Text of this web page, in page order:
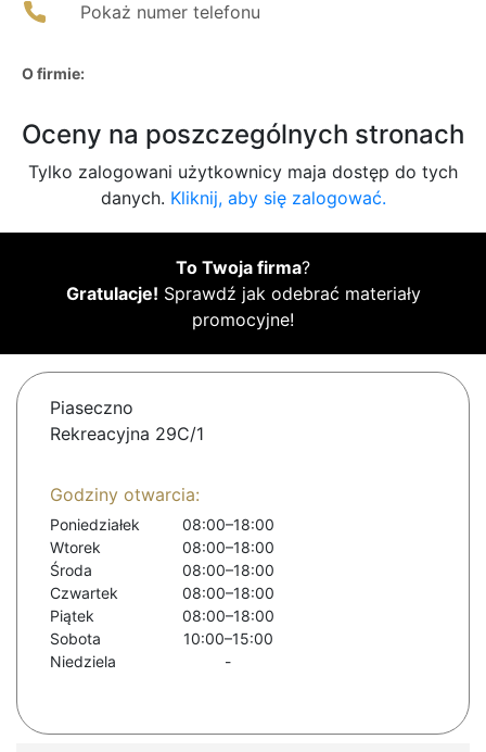
Pokaż numer telefonu
O firmie:
Oceny na poszczególnych stronach
Tylko zalogowani użytkownicy maja dostęp do tych
danych. Kliknij, aby się zalogować.
To Twoja firma?
Gratulacje! Sprawdź jak odebrać materiały
promocyjne!
Piaseczno
Rekreacyjna 29C/1
Godziny otwarcia:
Poniedziałek
08:00–18:00
Wtorek
08:00–18:00
Środa
08:00–18:00
Czwartek
08:00–18:00
Piątek
08:00–18:00
Sobota
10:00–15:00
Niedziela
-